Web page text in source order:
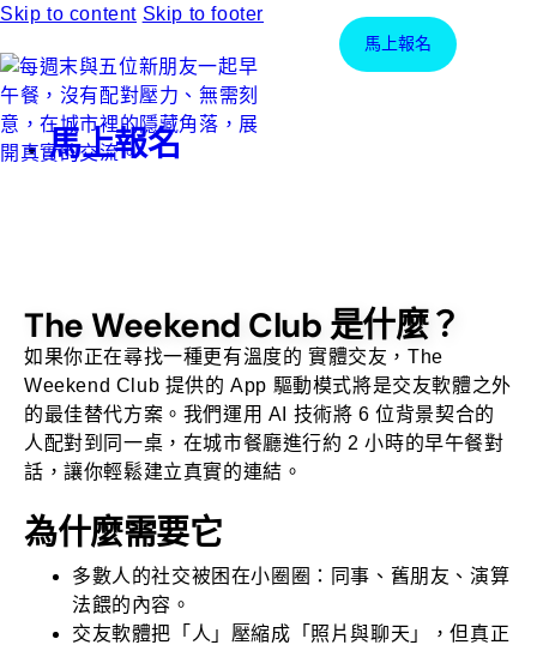
Skip to content Skip to footer
馬上報名
馬上報名
The Weekend Club 是什麼？
如果你正在尋找一種更有溫度的實體交友 ，The
Weekend Club 提供的 App 驅動模式將是交友軟體之外
的最佳替代方案。我們運用 AI 技術將 6 位背景契合的
人配對到同一桌，在城市餐廳進行約 2 小時的早午餐對
話，讓你輕鬆建立真實的連結。
為什麼需要它
多數人的社交被困在小圈圈：同事、舊朋友、演算
法餵的內容。
交友軟體把「人」壓縮成「照片與聊天」，但真正